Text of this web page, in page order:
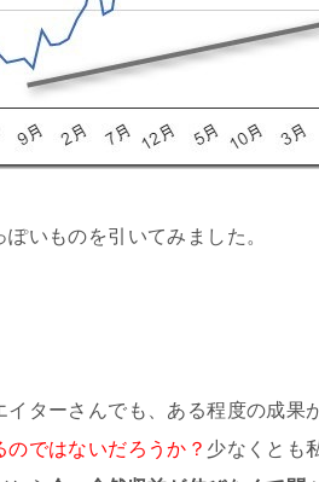
ぽいものを引いてみました。
イターさんでも、ある程度の成果
のではないだろうか？ 少なくとも